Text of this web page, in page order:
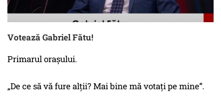
Votează Gabriel Fătu!
Primarul orașului.
„De ce să vă fure alții? Mai bine mă votați pe mine”.